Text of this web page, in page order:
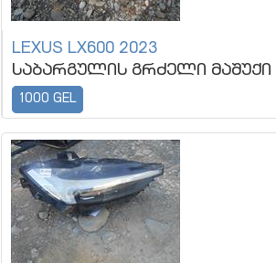
LEXUS LX600 2023
საბარგულის გრძელი მაშუქი
1000 GEL